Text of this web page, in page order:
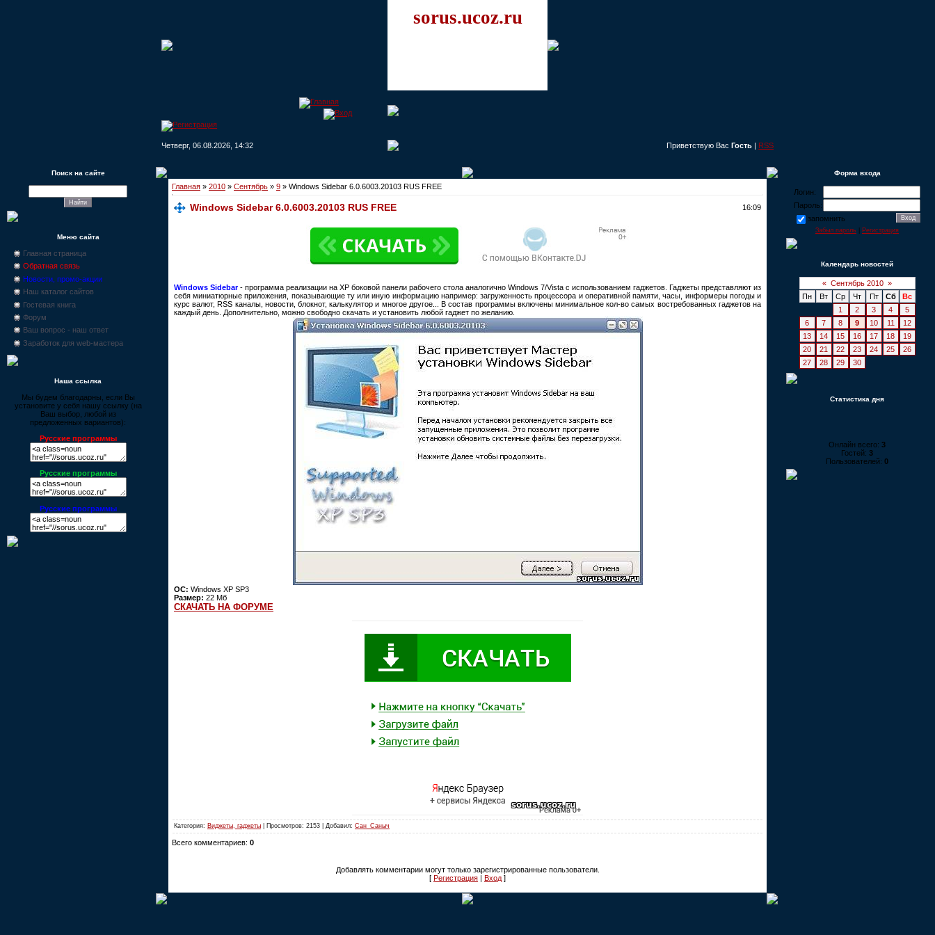
sorus.ucoz.ru
Четверг, 06.08.2026, 14:32 Приветствую Вас Гость | RSS
Поиск на сайте
Меню сайта
Главная страница
Обратная связь
Новости, промо-акции
Наш каталог сайтов
Гостевая книга
Форум
Ваш вопрос - наш ответ
Заработок для web-мастера
Наша ссылка
Мы будем благодарны, если Вы
установите у себя нашу ссылку (на
Ваш выбор, любой из
предложенных вариантов):
Русские программы
Русские программы
Русские программы
Главная » 2010 » Сентябрь » 9 » Windows Sidebar 6.0.6003.20103 RUS FREE
Windows Sidebar 6.0.6003.20103 RUS FREE 16:09
Windows Sidebar- программа реализации на ХР боковой панели рабочего стола аналогично Windows 7/Vista с использованием гаджетов. Гаджеты представляют из
себя миниатюрные приложения, показывающие ту или иную информацию например: загруженность процессора и оперативной памяти, часы, информеры погоды и
курс валют, RSS каналы, новости, блокнот, калькулятор и многое другое... В состав программы включены минимальное кол-во самых востребованных гаджетов на
каждый день. Дополнительно, можно свободно скачать и установить любой гаджет по желанию.
ОС: Windows XP SP3
Размер: 22 Мб
СКАЧАТЬ НА ФОРУМЕ
Категория: Виджеты, гаджеты | Просмотров: 2153 | Добавил: Сан_Саныч
Всего комментариев: 0
Добавлять комментарии могут только зарегистрированные пользователи.
[ Регистрация | Вход ]
Форма входа
Логин:
Пароль:
запомнить
Забыл пароль Регистрация
Календарь новостей
« Сентябрь 2010 »
Пн
Вт Ср Чт Пт Сб
Вс
1
2 3 4
5
6
7 8 9 10 11
12
13
14 15 16 17 18
19
20
21 22 23 24 25
26
27
28 29 30
Статистика дня
Онлайн всего: 3
Гостей: 3
Пользователей: 0